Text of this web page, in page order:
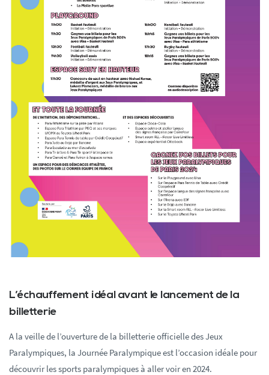
L’échauffement idéal avant le lancement de la
billetterie
A la veille de l’ouverture de la billetterie officielle des Jeux
Paralympiques, la Journée Paralympique est l’occasion idéale pour
découvrir les sports paralympiques à aller voir en 2024.